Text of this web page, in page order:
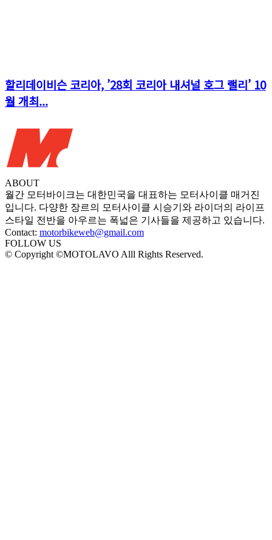
할리데이비슨 코리아, ’28회 코리아 내셔널 호그 랠리’ 10
월 개최...
ABOUT
월간 모터바이크는 대한민국을 대표하는 모터사이클 매거진
입니다. 다양한 장르의 모터사이클 시승기와 라이더의 라이프
스타일 전반을 아우르는 폭넓은 기사들을 제공하고 있습니다.
Contact: motorbikeweb@gmail.com
FOLLOW US
© Copyright ©MOTOLAVO Alll Rights Reserved.